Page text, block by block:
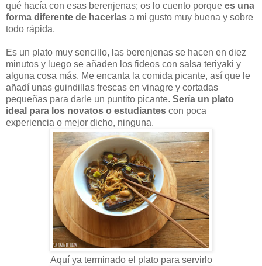
qué hacía con esas berenjenas; os lo cuento porque es una
forma diferente de hacerlas a mi gusto muy buena y sobre
todo rápida.
Es un plato muy sencillo, las berenjenas se hacen en diez
minutos y luego se añaden los fideos con salsa teriyaki y
alguna cosa más. Me encanta la comida picante, así que le
añadí unas guindillas frescas en vinagre y cortadas
pequeñas para darle un puntito picante. Sería un plato
ideal para los novatos o estudiantes con poca
experiencia o mejor dicho, ninguna.
Aquí ya terminado el plato para servirlo